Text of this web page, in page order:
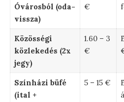
Óvárosból (oda-
vissza)
€
Közösségi
közlekedés (2x
jegy)
1.60 – 3
€
Színházi büfé
(ital +
5 – 15 €